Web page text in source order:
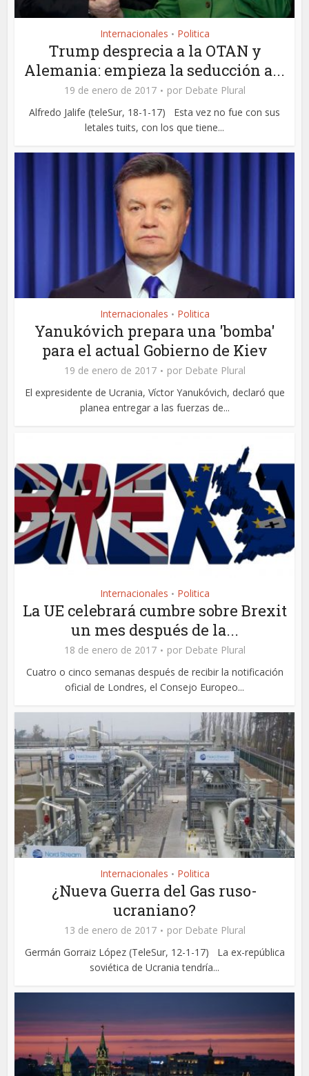
Internacionales • Politica
Trump desprecia a la OTAN y
Alemania: empieza la seducción a...
19 de enero de 2017 por Debate Plural
Alfredo Jalife (teleSur, 18-1-17) Esta vez no fue con sus
letales tuits, con los que tiene...
Internacionales • Politica
Yanukóvich prepara una 'bomba'
para el actual Gobierno de Kiev
19 de enero de 2017 por Debate Plural
El expresidente de Ucrania, Víctor Yanukóvich, declaró que
planea entregar a las fuerzas de...
Internacionales • Politica
La UE celebrará cumbre sobre Brexit
un mes después de la...
18 de enero de 2017 por Debate Plural
Cuatro o cinco semanas después de recibir la notificación
oficial de Londres, el Consejo Europeo...
Internacionales • Politica
¿Nueva Guerra del Gas ruso-
ucraniano?
13 de enero de 2017 por Debate Plural
Germán Gorraiz López (TeleSur, 12-1-17) La ex-república
soviética de Ucrania tendría...